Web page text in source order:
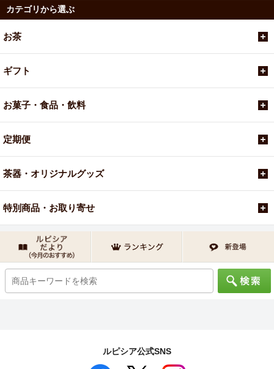
カテゴリから選ぶ
お茶
ギフト
お菓子・食品・飲料
定期便
茶器・オリジナルグッズ
特別商品・お取り寄せ
ルピシア公式SNS